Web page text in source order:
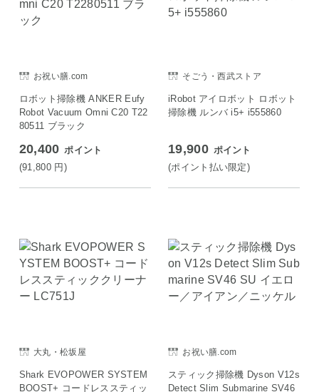
お祝い膳.com
ロボット掃除機 ANKER Eufy
Robot Vacuum Omni C20 T22
80511 ブラック
20,400 ポイント
(91,800 円)
そごう・西武ストア
iRobot アイロボット ロボット
掃除機 ルンバ i5+ i555860
19,900 ポイント
(ポイント払い限定)
大丸・松坂屋
Shark EVOPOWER SYSTEM
BOOST+ コードレススティッ
お祝い膳.com
スティック掃除機 Dyson V12s
Detect Slim Submarine SV46